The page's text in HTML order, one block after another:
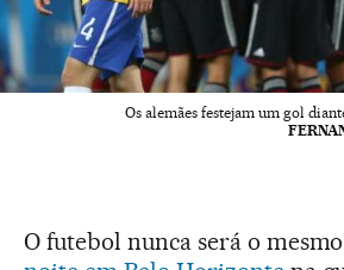
Os alemães festejam um gol
O futebol nunca será o